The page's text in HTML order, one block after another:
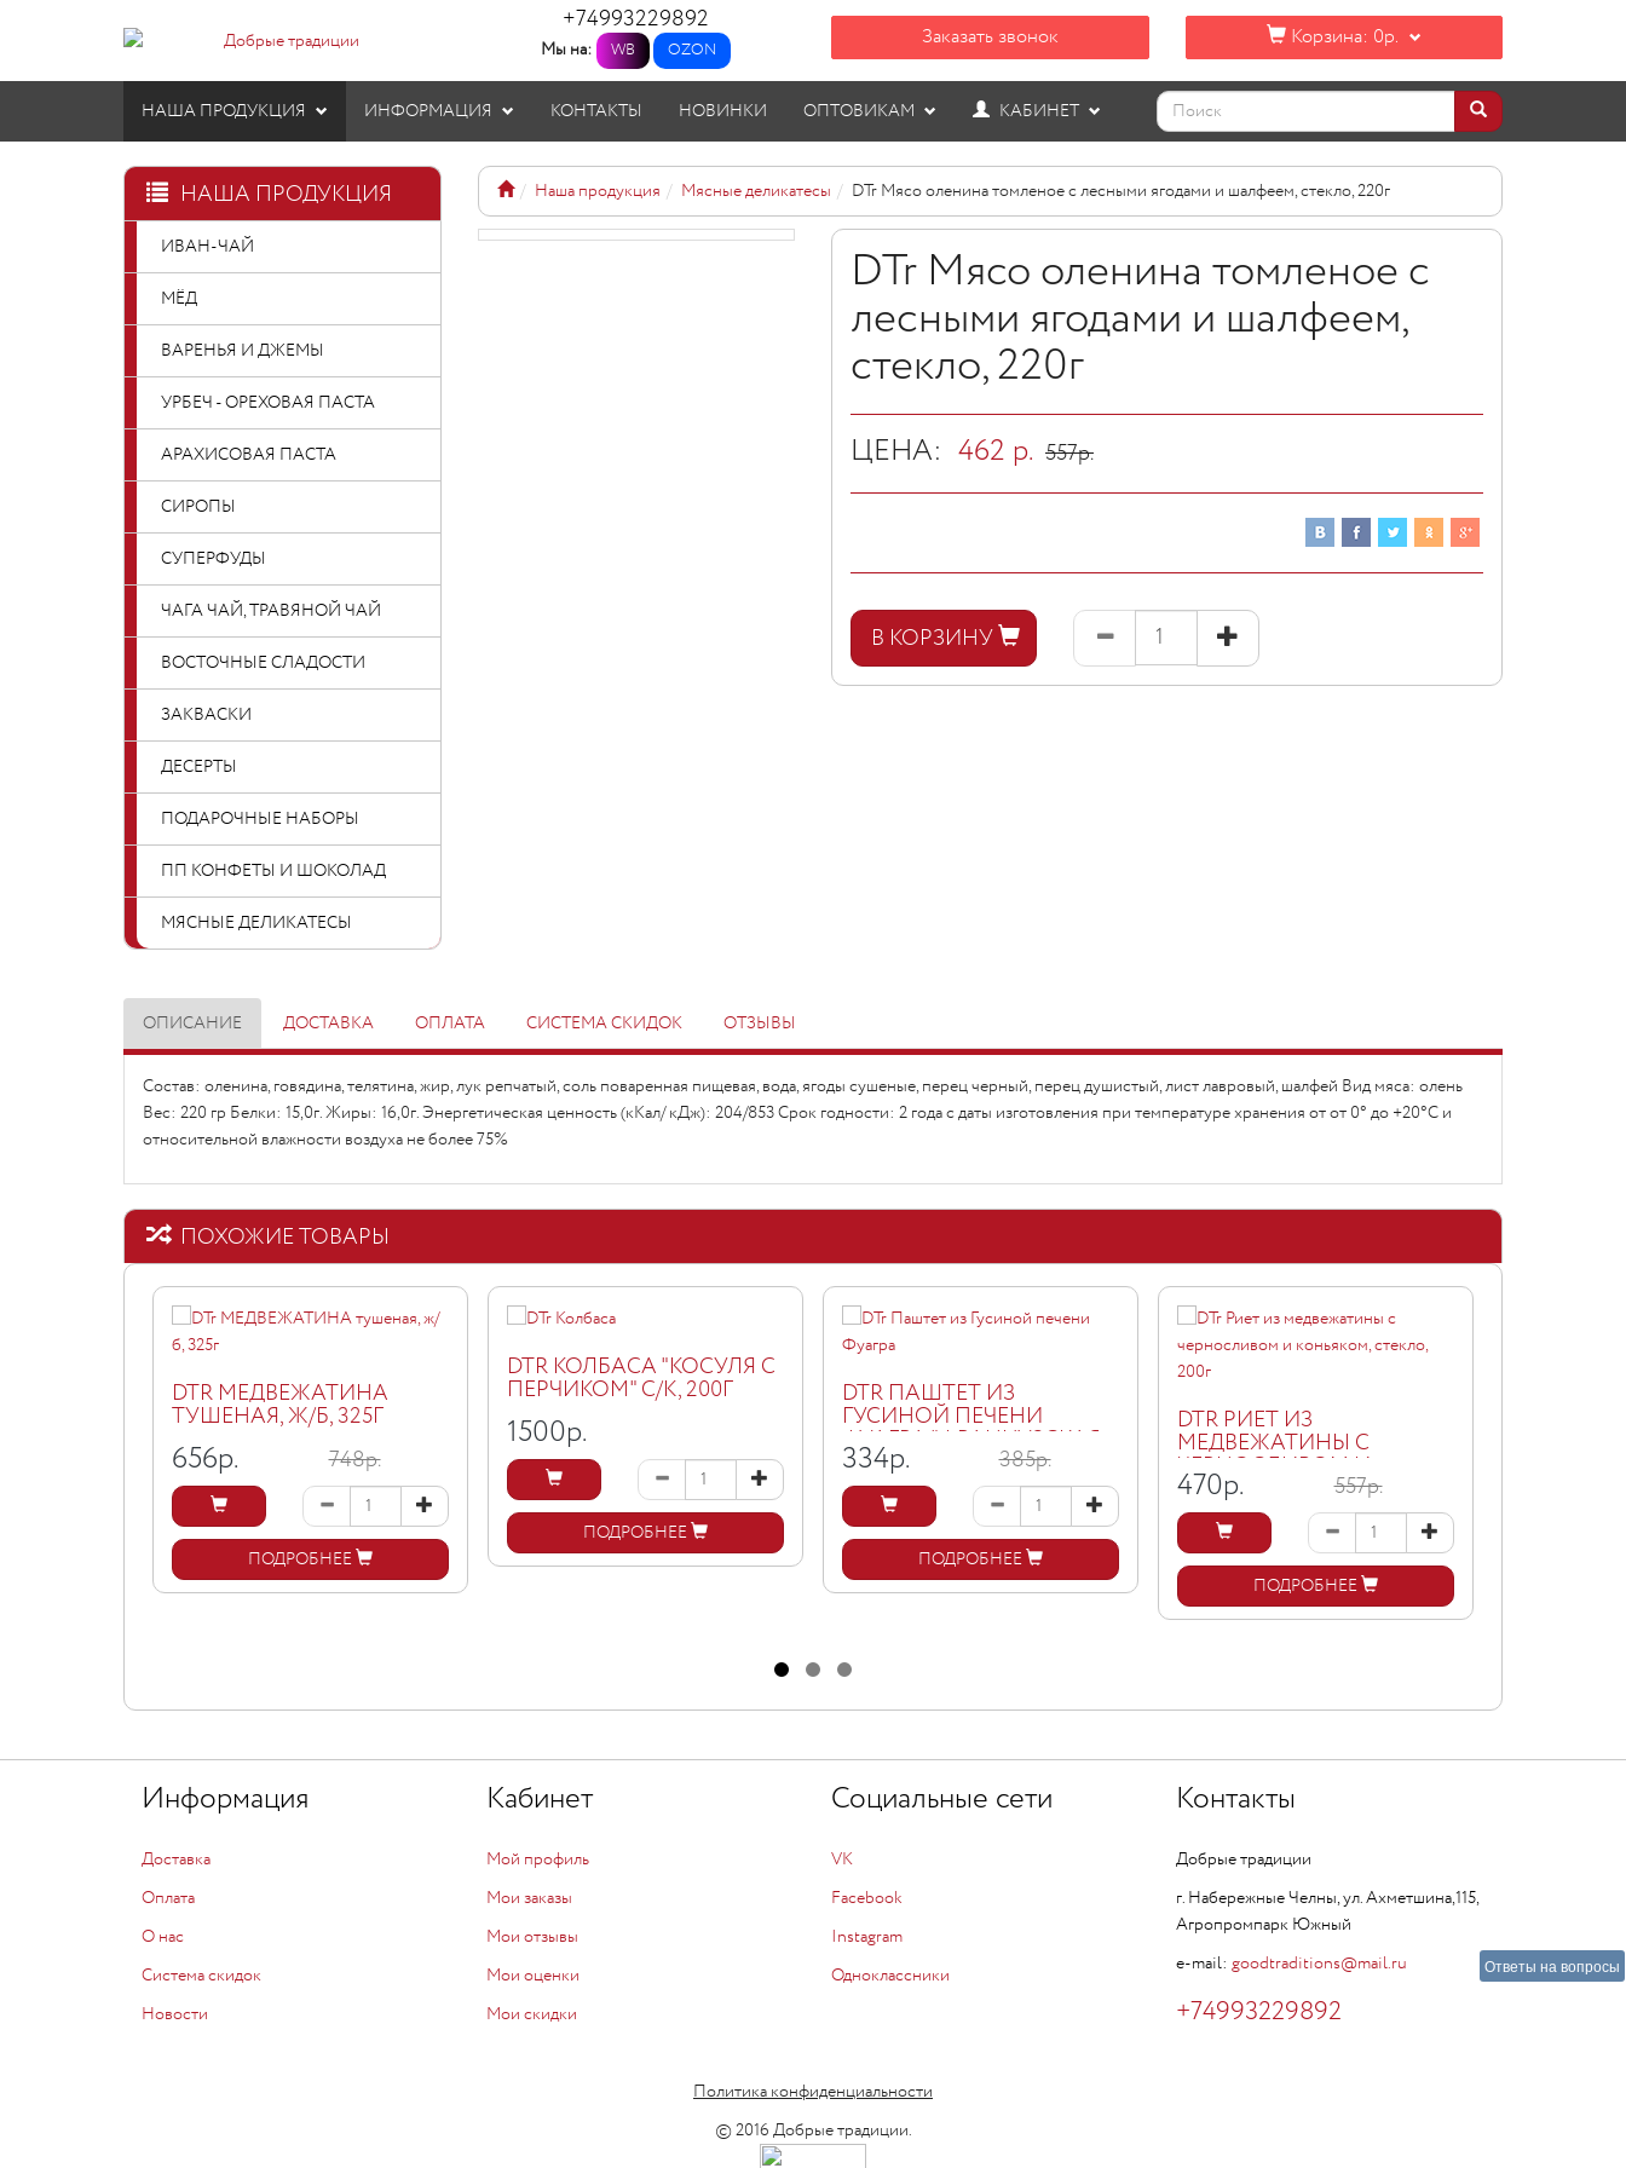
+74993229892
Мы на: WB OZON Заказать звонок Корзина: 0р.
НАША ПРОДУКЦИЯ ИНФОРМАЦИЯ КОНТАКТЫ НОВИНКИ ОПТОВИКАМ КАБИНЕТ
НАША ПРОДУКЦИЯ
ИВАН-ЧАЙ
МЁД
ВАРЕНЬЯ И ДЖЕМЫ
УРБЕЧ - ОРЕХОВАЯ ПАСТА
АРАХИСОВАЯ ПАСТА
СИРОПЫ
СУПЕРФУДЫ
ЧАГА ЧАЙ, ТРАВЯНОЙ ЧАЙ
ВОСТОЧНЫЕ СЛАДОСТИ
ЗАКВАСКИ
ДЕСЕРТЫ
ПОДАРОЧНЫЕ НАБОРЫ
ПП КОНФЕТЫ И ШОКОЛАД
МЯСНЫЕ ДЕЛИКАТЕСЫ
Наша продукция Мясные деликатесы DTr Мясо оленина томленое с лесными ягодами и шалфеем, стекло, 220г
DTr Мясо оленина томленое с
лесными ягодами и шалфеем,
стекло, 220г
ЦЕНА: 462 р. 557р.
В КОРЗИНУ
ОПИСАНИЕ ДОСТАВКА ОПЛАТА СИСТЕМА СКИДОК ОТЗЫВЫ
Состав: оленина, говядина, телятина, жир, лук репчатый, соль поваренная пищевая, вода, ягоды сушеные, перец черный, перец душистый, лист лавровый, шалфей Вид мяса: олень
Вес: 220 гр Белки: 15,0г. Жиры: 16,0г. Энергетическая ценность (кКал/ кДж): 204/853 Срок годности: 2 года с даты изготовления при температуре хранения от от 0° до +20°С и
относительной влажности воздуха не более 75%
ПОХОЖИЕ ТОВАРЫ
DTR МЕДВЕЖАТИНА
ТУШЕНАЯ, Ж/Б, 325Г
656р. 748р.
ПОДРОБНЕЕ
DTR КОЛБАСА "КОСУЛЯ С
ПЕРЧИКОМ" С/К, 200Г
1500р.
ПОДРОБНЕЕ
DTR ПАШТЕТ ИЗ
ГУСИНОЙ ПЕЧЕНИ
ФУАГРА "ФРАНЦУЗСКАЯ
КЛАССИКА", Ж/Б, 200Г
334р. 385р.
ПОДРОБНЕЕ
DTR РИЕТ ИЗ
МЕДВЕЖАТИНЫ С
ЧЕРНОСЛИВОМ И
КОНЬЯКОМ, СТЕКЛО, 200Г
470р. 557р.
ПОДРОБНЕЕ
Информация
Доставка
Оплата
О нас
Система скидок
Новости
Кабинет
Мой профиль
Мои заказы
Мои отзывы
Мои оценки
Мои скидки
Социальные сети
VK
Facebook
Instagram
Одноклассники
Контакты
Добрые традиции
г. Набережные Челны, ул. Ахметшина,115,
Агропромпарк Южный
e-mail: goodtraditions@mail.ru
+74993229892
Политика конфиденциальности
© 2016 Добрые традиции.
Ответы на вопросы